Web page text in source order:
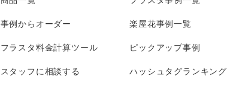
事例からオーダー
フラスタ料金計算ツール
スタッフに相談する
楽屋花事例一覧
ピックアップ事例
ハッシュタグランキング